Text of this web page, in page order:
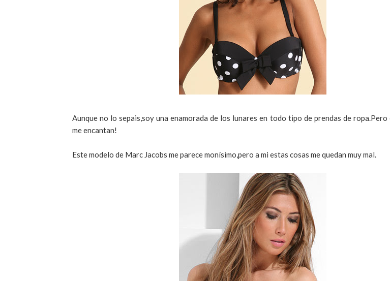
Aunque no lo sepais,soy una enamorada de los lunares en todo tipo de prendas de ropa.Pero
me encantan!
Este modelo de Marc Jacobs me parece monísimo,pero a mi estas cosas me quedan muy mal.